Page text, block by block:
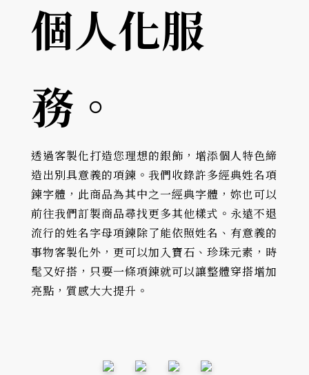
個人化服
務。
透過客製化打造您理想的銀飾，增添個人特色締
造出別具意義的項鍊。我們收錄許多經典姓名項
鍊字體，此商品為其中之一經典字體，妳也可以
前往我們訂製商品尋找更多其他樣式。永遠不退
流行的姓名字母項鍊除了能依照姓名、有意義的
事物客製化外，更可以加入寶石、珍珠元素，時
髦又好搭，只要一條項鍊就可以讓整體穿搭增加
亮點，質感大大提升。